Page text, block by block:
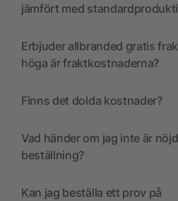
jämfört med
Erbjuder allbranded gratis
höga är fraktkostnaderna?
Finns det dolda kostnader?
Vad händer om jag inte är
beställning?
Kan jag beställa ett prov på